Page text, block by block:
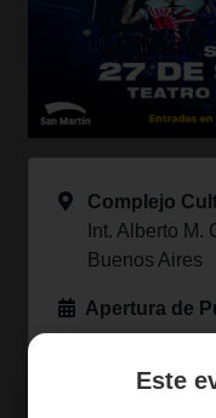
Este
Complejo
Int. Alberto M.
Buenos Aires
Apertura de